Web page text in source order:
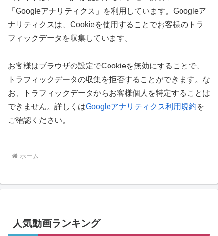
「Googleアナリティクス」を利用しています。Googleア
ナリティクスは、Cookieを使用することでお客様のトラ
フィックデータを収集しています。
お客様はブラウザの設定でCookieを無効にすることで、
トラフィックデータの収集を拒否することができます。な
お、トラフィックデータからお客様個人を特定することは
できません。詳しくはGoogleアナリティクス利用規約を
ご確認ください。
ホーム
人気動画ランキング